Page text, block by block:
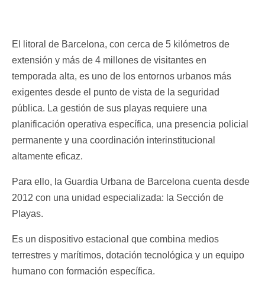
El litoral de Barcelona, con cerca de 5 kilómetros de
extensión y más de 4 millones de visitantes en
temporada alta, es uno de los entornos urbanos más
exigentes desde el punto de vista de la seguridad
pública. La gestión de sus playas requiere una
planificación operativa específica, una presencia policial
permanente y una coordinación interinstitucional
altamente eficaz.
Para ello, la Guardia Urbana de Barcelona cuenta desde
2012 con una unidad especializada: la Sección de
Playas.
Es un dispositivo estacional que combina medios
terrestres y marítimos, dotación tecnológica y un equipo
humano con formación específica.